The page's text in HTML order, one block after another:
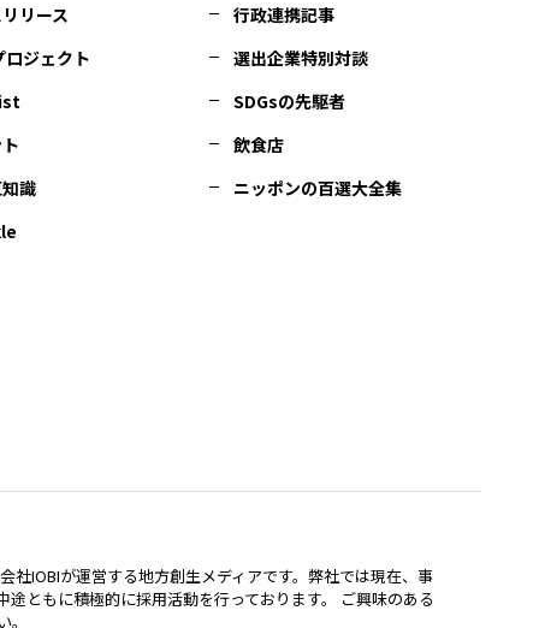
リース
行政連携記事
ロジェクト
選出企業特別対談
SDGsの先駆者
飲食店
識
ニッポンの百選大全集
社IOBIが運営する地方創生メディアです。弊社では現在、事
途ともに積極的に採用活動を行っております。 ご興味のある